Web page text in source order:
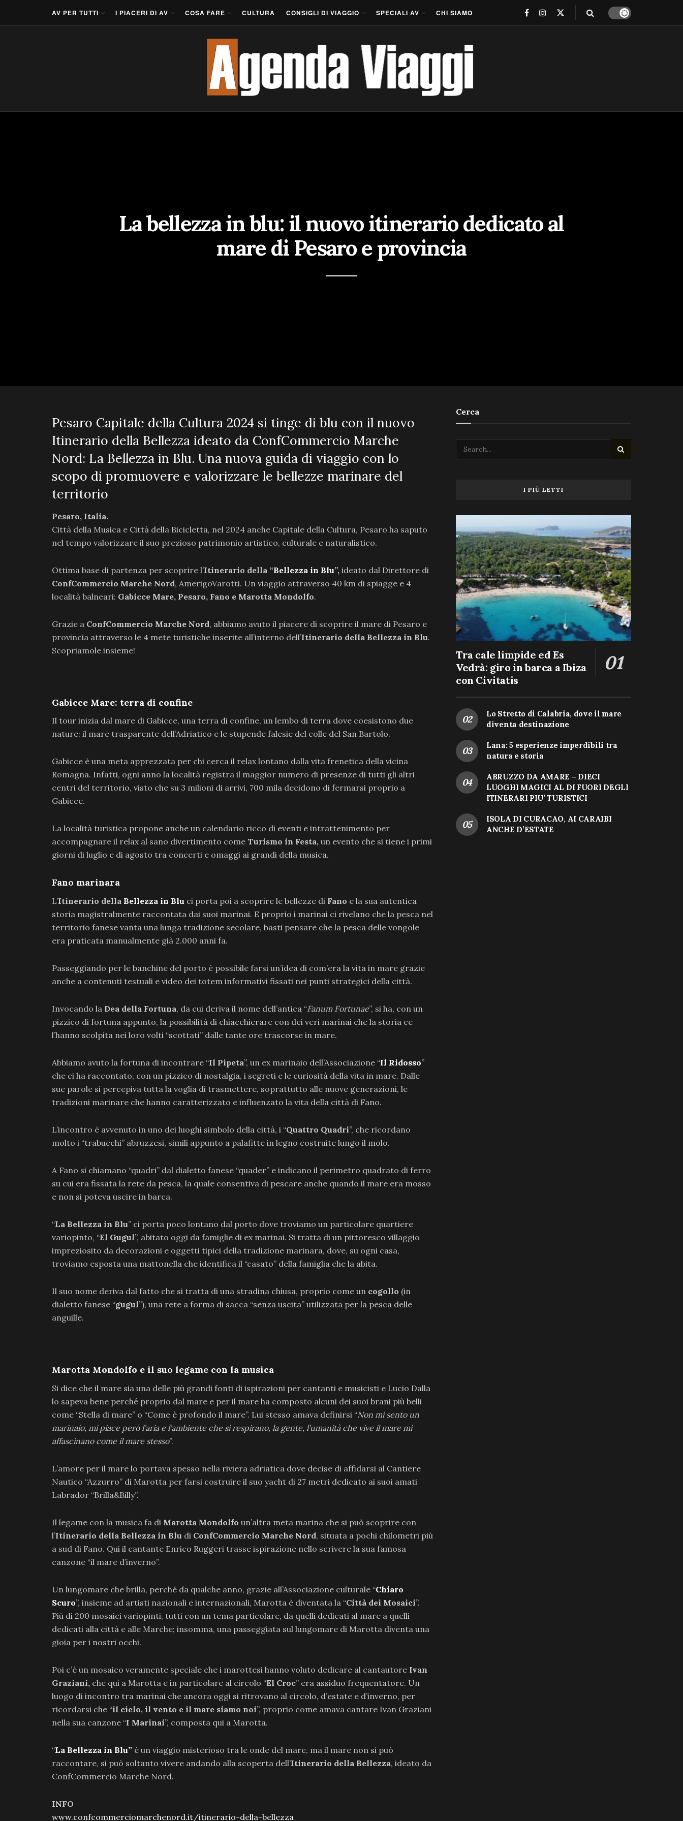
AV PER TUTTI I PIACERI DI AV COSA FARE CULTURA CONSIGLI DI VIAGGIO SPECIALI AV CHI SIAMO
La bellezza in blu: il nuovo itinerario dedicato al
mare di Pesaro e provincia
Pesaro Capitale della Cultura 2024 si tinge di blu con il nuovo
Itinerario della Bellezza ideato da ConfCommercio Marche
Nord: La Bellezza in Blu. Una nuova guida di viaggio con lo
scopo di promuovere e valorizzare le bellezze marinare del
territorio
Pesaro, Italia.
Città della Musica e Città della Bicicletta, nel 2024 anche Capitale della Cultura, Pesaro ha saputo
nel tempo valorizzare il suo prezioso patrimonio artistico, culturale e naturalistico.
Ottima base di partenza per scoprire l’Itinerario della “Bellezza in Blu”, ideato dal Direttore di
ConfCommercio Marche Nord, AmerigoVarotti. Un viaggio attraverso 40 km di spiagge e 4
località balneari: Gabicce Mare, Pesaro, Fano e Marotta Mondolfo.
Grazie a ConfCommercio Marche Nord, abbiamo avuto il piacere di scoprire il mare di Pesaro e
provincia attraverso le 4 mete turistiche inserite all’interno dell’Itinerario della Bellezza in Blu.
Scopriamole insieme!
Gabicce Mare: terra di confine
Il tour inizia dal mare di Gabicce, una terra di confine, un lembo di terra dove coesistono due
nature: il mare trasparente dell’Adriatico e le stupende falesie del colle del San Bartolo.
Gabicce è una meta apprezzata per chi cerca il relax lontano dalla vita frenetica della vicina
Romagna. Infatti, ogni anno la località registra il maggior numero di presenze di tutti gli altri
centri del territorio, visto che su 3 milioni di arrivi, 700 mila decidono di fermarsi proprio a
Gabicce.
La località turistica propone anche un calendario ricco di eventi e intrattenimento per
accompagnare il relax al sano divertimento come Turismo in Festa, un evento che si tiene i primi
giorni di luglio e di agosto tra concerti e omaggi ai grandi della musica.
Fano marinara
L’Itinerario della Bellezza in Blu ci porta poi a scoprire le bellezze di Fano e la sua autentica
storia magistralmente raccontata dai suoi marinai. E proprio i marinai ci rivelano che la pesca nel
territorio fanese vanta una lunga tradizione secolare, basti pensare che la pesca delle vongole
era praticata manualmente già 2.000 anni fa.
Passeggiando per le banchine del porto è possibile farsi un’idea di com’era la vita in mare grazie
anche a contenuti testuali e video dei totem informativi fissati nei punti strategici della città.
Invocando la Dea della Fortuna, da cui deriva il nome dell’antica “Fanum Fortunae”, si ha, con un
pizzico di fortuna appunto, la possibilità di chiacchierare con dei veri marinai che la storia ce
l’hanno scolpita nei loro volti “scottati” dalle tante ore trascorse in mare.
Abbiamo avuto la fortuna di incontrare “Il Pipeta”, un ex marinaio dell’Associazione “Il Ridosso”
che ci ha raccontato, con un pizzico di nostalgia, i segreti e le curiosità della vita in mare. Dalle
sue parole si percepiva tutta la voglia di trasmettere, soprattutto alle nuove generazioni, le
tradizioni marinare che hanno caratterizzato e influenzato la vita della città di Fano.
L’incontro è avvenuto in uno dei luoghi simbolo della città, i “Quattro Quadri”, che ricordano
molto i “trabucchi” abruzzesi, simili appunto a palafitte in legno costruite lungo il molo.
A Fano si chiamano “quadri” dal dialetto fanese “quader” e indicano il perimetro quadrato di ferro
su cui era fissata la rete da pesca, la quale consentiva di pescare anche quando il mare era mosso
e non si poteva uscire in barca.
“La Bellezza in Blu” ci porta poco lontano dal porto dove troviamo un particolare quartiere
variopinto, “El Gugul”, abitato oggi da famiglie di ex marinai. Si tratta di un pittoresco villaggio
impreziosito da decorazioni e oggetti tipici della tradizione marinara, dove, su ogni casa,
troviamo esposta una mattonella che identifica il “casato” della famiglia che la abita.
Il suo nome deriva dal fatto che si tratta di una stradina chiusa, proprio come un cogollo (in
dialetto fanese “gugul”), una rete a forma di sacca “senza uscita” utilizzata per la pesca delle
anguille.
Marotta Mondolfo e il suo legame con la musica
Si dice che il mare sia una delle più grandi fonti di ispirazioni per cantanti e musicisti e Lucio Dalla
lo sapeva bene perché proprio dal mare e per il mare ha composto alcuni dei suoi brani più belli
come “Stella di mare” o “Come è profondo il mare”. Lui stesso amava definirsi “Non mi sento un
marinaio, mi piace però l’aria e l’ambiente che si respirano, la gente, l’umanità che vive il mare mi
affascinano come il mare stesso”.
L’amore per il mare lo portava spesso nella riviera adriatica dove decise di affidarsi al Cantiere
Nautico “Azzurro” di Marotta per farsi costruire il suo yacht di 27 metri dedicato ai suoi amati
Labrador “Brilla&Billy”.
Il legame con la musica fa di Marotta Mondolfo un’altra meta marina che si può scoprire con
l’Itinerario della Bellezza in Blu di ConfCommercio Marche Nord, situata a pochi chilometri più
a sud di Fano. Qui il cantante Enrico Ruggeri trasse ispirazione nello scrivere la sua famosa
canzone “il mare d’inverno”.
Un lungomare che brilla, perché da qualche anno, grazie all’Associazione culturale “Chiaro
Scuro”, insieme ad artisti nazionali e internazionali, Marotta è diventata la “Città dei Mosaici”.
Più di 200 mosaici variopinti, tutti con un tema particolare, da quelli dedicati al mare a quelli
dedicati alla città e alle Marche; insomma, una passeggiata sul lungomare di Marotta diventa una
gioia per i nostri occhi.
Poi c’è un mosaico veramente speciale che i marottesi hanno voluto dedicare al cantautore Ivan
Graziani, che qui a Marotta e in particolare al circolo “El Croc” era assiduo frequentatore. Un
luogo di incontro tra marinai che ancora oggi si ritrovano al circolo, d’estate e d’inverno, per
ricordarsi che “il cielo, il vento e il mare siamo noi”, proprio come amava cantare Ivan Graziani
nella sua canzone “I Marinai”, composta qui a Marotta.
“La Bellezza in Blu” è un viaggio misterioso tra le onde del mare, ma il mare non si può
raccontare, si può soltanto vivere andando alla scoperta dell’Itinerario della Bellezza, ideato da
ConfCommercio Marche Nord.
INFO
www.confcommerciomarchenord.it/itinerario-della-bellezza
Cerca
I PIÙ LETTI
Tra cale limpide ed Es
Vedrà: giro in barca a Ibiza
con Civitatis
Lo Stretto di Calabria, dove il mare
diventa destinazione
Lana: 5 esperienze imperdibili tra
natura e storia
ABRUZZO DA AMARE – DIECI
LUOGHI MAGICI AL DI FUORI DEGLI
ITINERARI PIU’ TURISTICI
ISOLA DI CURACAO, AI CARAIBI
ANCHE D’ESTATE